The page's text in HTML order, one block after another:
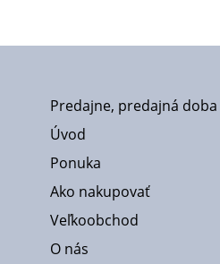
Predajne, predajná
Úvod
Ponuka
Ako nakupovať
Veľkoobchod
O nás